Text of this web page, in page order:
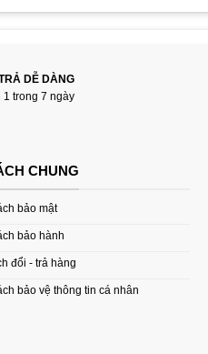
“VGA Gigabyte
DỄ DÀNG
1 trong 7 ngày
CHUNG
bảo mật
bảo hành
đổi - trả hàng
bảo vệ thông tin cá nhân